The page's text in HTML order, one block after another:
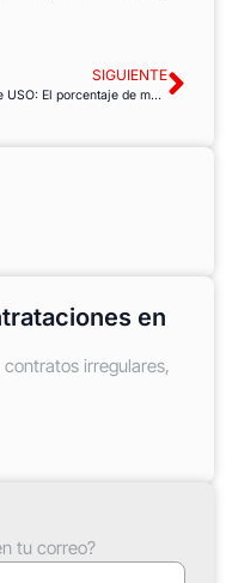
SIGUIENTE
Informe USO: El porcentaje de mujeres que se acogieron en 2021 a jornada parcial por cuidado de familiares ascendió al 16,29%
en
irregulares,
tu correo?